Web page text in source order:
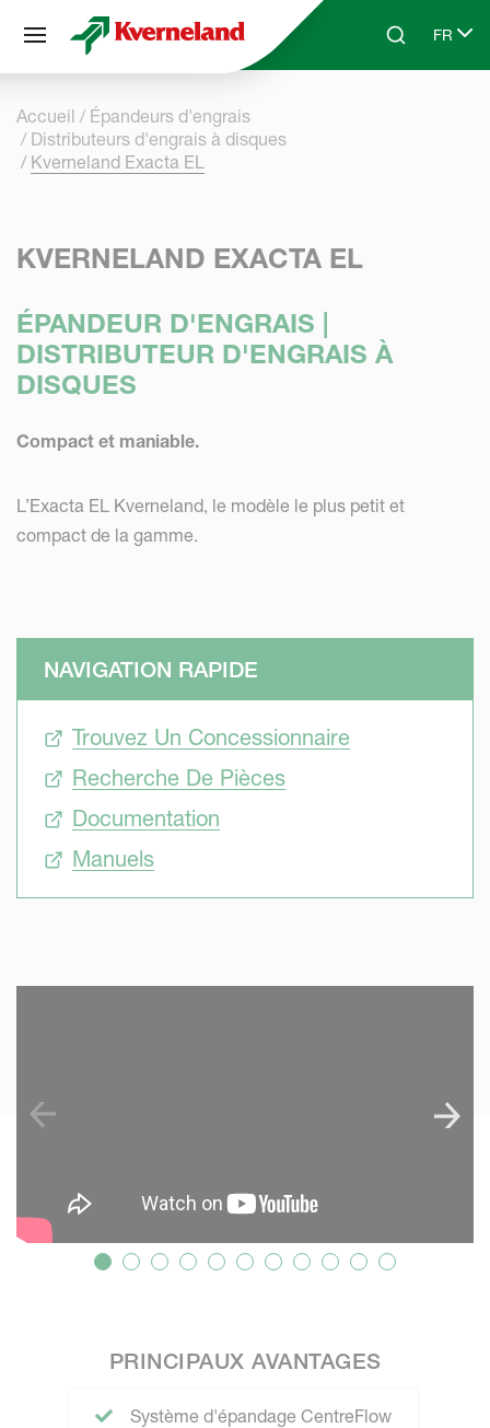
Skip to main contentSearchFR
Select
Accueil
Épandeurs d'engrais
Distributeurs d'engrais à disques
Kverneland Exacta EL
KVERNELAND EXACTA EL
ÉPANDEUR D'ENGRAIS |
DISTRIBUTEUR D'ENGRAIS À
DISQUES
Compact et maniable.
L’Exacta EL Kverneland, le modèle le plus petit et
compact de la gamme.
NAVIGATION RAPIDE
Trouvez Un Concessionnaire
Recherche De Pièces
Documentation
Manuels
PRINCIPAUX AVANTAGES
Système d'épandage CentreFlow
Panneau de gestion des cookies